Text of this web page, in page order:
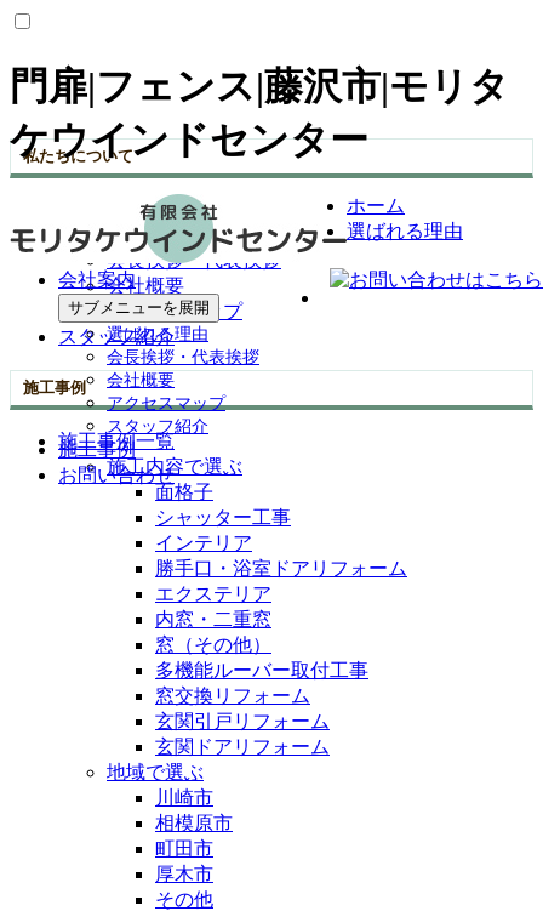
門扉|フェンス|藤沢市|モリタ
ケウインドセンター
ホーム
選ばれる理由
会社案内
サブメニューを展開
選ばれる理由
会長挨拶・代表挨拶
会社概要
アクセスマップ
スタッフ紹介
施工事例
お問い合わせ
私たちについて
選ばれる理由
会社案内
会長挨拶・代表挨拶
会社概要
アクセスマップ
スタッフ紹介
施工事例
施工事例一覧
施工内容で選ぶ
面格子
シャッター工事
インテリア
勝手口・浴室ドアリフォーム
エクステリア
内窓・二重窓
窓（その他）
多機能ルーバー取付工事
窓交換リフォーム
玄関引戸リフォーム
玄関ドアリフォーム
地域で選ぶ
川崎市
相模原市
町田市
厚木市
その他